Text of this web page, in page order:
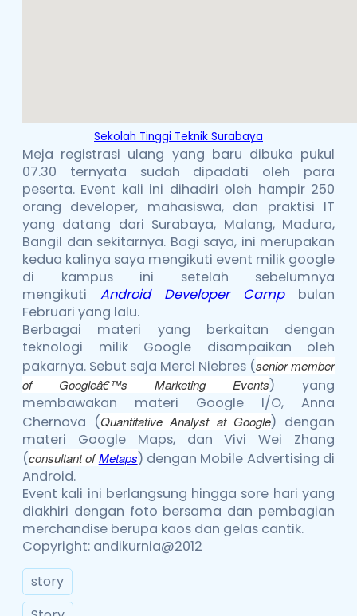
Sekolah Tinggi Teknik Surabaya
Meja registrasi ulang yang baru dibuka pukul
07.30 ternyata sudah dipadati oleh para
peserta. Event kali ini dihadiri oleh hampir 250
orang developer, mahasiswa, dan praktisi IT
yang datang dari Surabaya, Malang, Madura,
Bangil dan sekitarnya. Bagi saya, ini merupakan
kedua kalinya saya mengikuti event milik google
di kampus ini setelah sebelumnya
mengikuti Android Developer Campbulan
Februari yang lalu.
Berbagai materi yang berkaitan dengan
teknologi milik Google disampaikan oleh
pakarnya. Sebut saja Merci Niebres (senior member
of Googleâ€™s Marketing Events) yang
membawakan materi Google I/O, Anna
Chernova (Quantitative Analyst at Google) dengan
materi Google Maps, dan Vivi Wei Zhang
(consultant ofMetaps) dengan Mobile Advertising di
Android.
Event kali ini berlangsung hingga sore hari yang
diakhiri dengan foto bersama dan pembagian
merchandise berupa kaos dan gelas cantik.
Copyright: andikurnia@2012
story